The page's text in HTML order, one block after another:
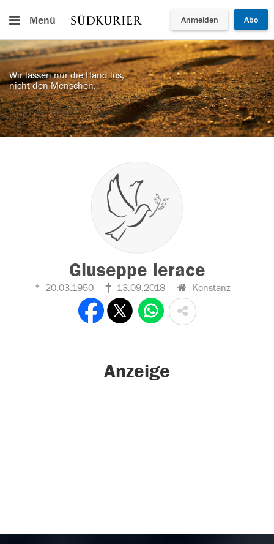
Menü Anmelden Abo
Wir lassen nur die Hand los,
nicht den Menschen.
Giuseppe Ierace
20.03.1950 13.09.2018 Konstanz
Anzeige